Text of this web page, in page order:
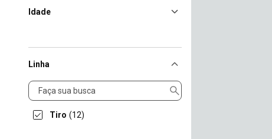
Idade
Linha
Linha
Tiro (12)